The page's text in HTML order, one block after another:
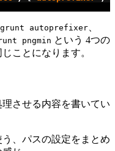
grunt autoprefixer
pngmin という 4つの
ことになります。
させる内容を書いてい
、パスの設定をまとめ